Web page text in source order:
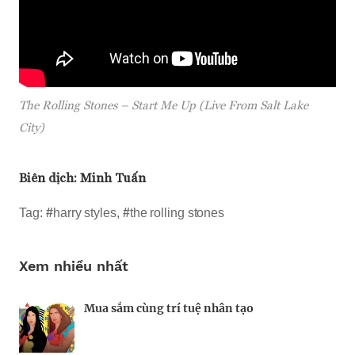
The Rolling Stones – Start Me Up (Live From Salt Lake
City)
Biên dịch:Minh Tuấn
Tag: #harry styles, #the rolling stones
Xem nhiều nhất
Mua sắm cùng trí tuệ nhân tạo
Nhà sáng lập 25 tuổi và tham vọng lật đổ
Kiểm soát bất ổn và bảo vệ sức khỏe tinh